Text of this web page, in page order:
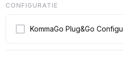
CONFIGURATIE
KommaGo Plug&Go